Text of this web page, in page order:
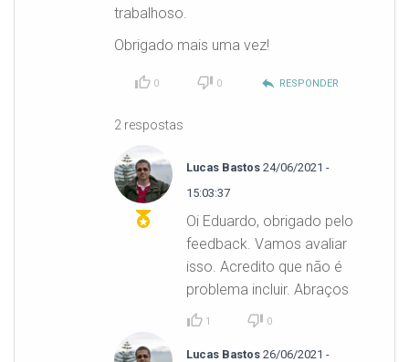
trabalhoso.
Obrigado mais uma vez!
reply RESPONDER
0
0
2 respostas
Lucas Bastos 24/06/2021 -
15:03:37
Oi Eduardo, obrigado pelo
feedback. Vamos avaliar
isso. Acredito que não é
problema incluir. Abraços
1 0
Lucas Bastos 26/06/2021 -